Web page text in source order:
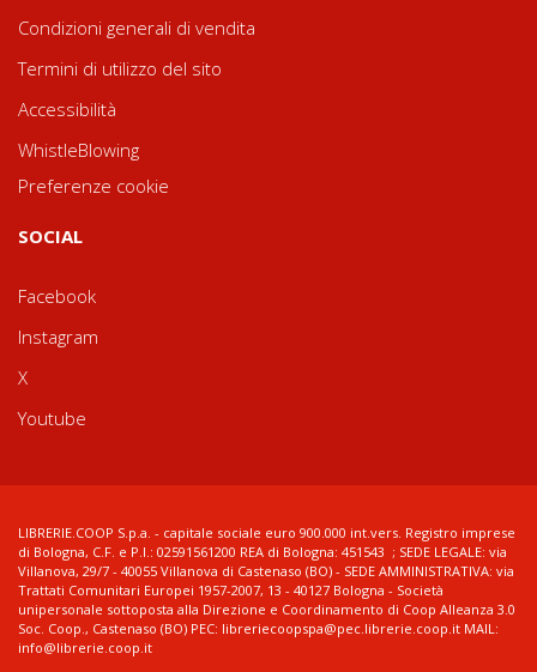
Condizioni generali di vendita
Termini di utilizzo del sito
Accessibilità
WhistleBlowing
Preferenze cookie
SOCIAL
Facebook
Instagram
X
Youtube
LIBRERIE.COOP S.p.a. - capitale sociale euro 900.000 int.vers. Registro imprese
di Bologna, C.F. e P.I.: 02591561200 REA di Bologna: 451543 ; SEDE LEGALE: via
Villanova, 29/7 - 40055 Villanova di Castenaso (BO) - SEDE AMMINISTRATIVA: via
Trattati Comunitari Europei 1957-2007, 13 - 40127 Bologna - Società
unipersonale sottoposta alla Direzione e Coordinamento di Coop Alleanza 3.0
Soc. Coop., Castenaso (BO) PEC: libreriecoopspa@pec.librerie.coop.it MAIL:
info@librerie.coop.it